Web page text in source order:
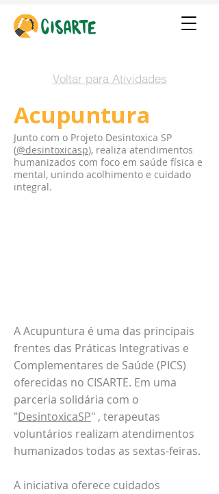
Voltar para Atividades
Acupuntura
Junto com o Projeto Desintoxica SP
(@desintoxicasp), realiza atendimentos
humanizados com foco em saúde física e
mental, unindo acolhimento e cuidado
integral.
A Acupuntura é uma das principais
frentes das Práticas Integrativas e
Complementares de Saúde (PICS)
oferecidas no CISARTE. Em uma
parceria solidária com o
"DesintoxicaSP" , terapeutas
voluntários realizam atendimentos
humanizados todas as sextas-feiras.
A iniciativa oferece cuidados